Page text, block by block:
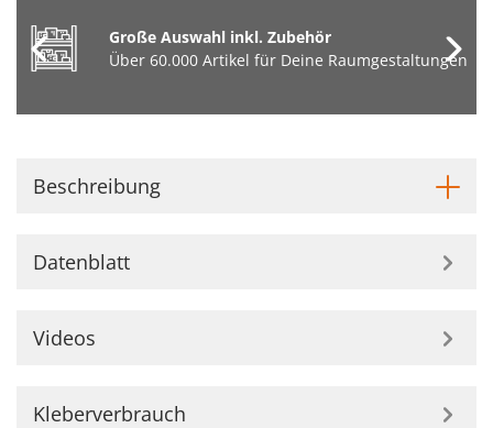
Große Auswahl inkl. Zubehör
Über 60.000 Artikel für Deine Raumgestaltungen
Beschreibung
Datenblatt
Videos
Kleberverbrauch